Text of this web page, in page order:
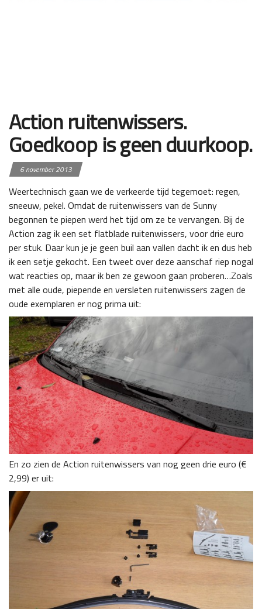
Action ruitenwissers.
Goedkoop is geen duurkoop.
6 november 2013
Weertechnisch gaan we de verkeerde tijd tegemoet: regen,
sneeuw, pekel. Omdat de ruitenwissers van de Sunny
begonnen te piepen werd het tijd om ze te vervangen. Bij de
Action zag ik een set flatblade ruitenwissers, voor drie euro
per stuk. Daar kun je je geen buil aan vallen dacht ik en dus heb
ik een setje gekocht. Een tweet over deze aanschaf riep nogal
wat reacties op, maar ik ben ze gewoon gaan proberen…Zoals
met alle oude, piepende en versleten ruitenwissers zagen de
oude exemplaren er nog prima uit:
En zo zien de Action ruitenwissers van nog geen drie euro (€
2,99) er uit: